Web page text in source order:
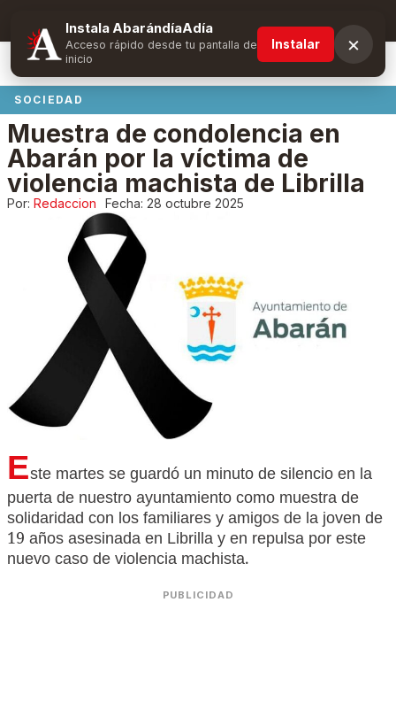
Suscríbete y obtén ventajas exclusivas
SOCIEDAD
Muestra de condolencia en
Abarán por la víctima de
violencia machista de Librilla
Por: Redaccion Fecha: 28 octubre 2025
Este martes se guardó un minuto de silencio en la
puerta de nuestro ayuntamiento como muestra de
solidaridad con los familiares y amigos de la joven de
19 años asesinada en Librilla y en repulsa por este
nuevo caso de violencia machista.
PUBLICIDAD
Instala AbarándíaAdía
Acceso rápido desde tu pantalla de
inicio
Instalar ×